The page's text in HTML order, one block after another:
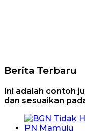
Berita Terbaru
Ini adalah contoh
dan sesuaikan